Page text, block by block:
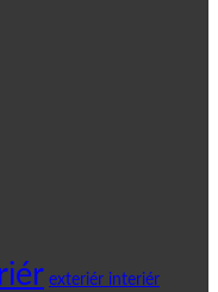
exteriér interiér